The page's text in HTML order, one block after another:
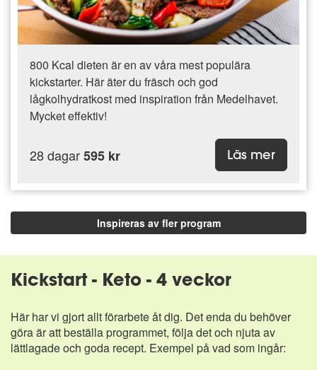
800 Kcal dieten är en av våra mest populära
kickstarter. Här äter du fräsch och god
lågkolhydratkost med inspiration från Medelhavet.
Mycket effektiv!
28 dagar595 kr Läs mer
Inspireras av fler program
Kickstart - Keto - 4 veckor
Här har vi gjort allt förarbete åt dig. Det enda du behöver
göra är att beställa programmet, följa det och njuta av
lättlagade och goda recept. Exempel på vad som ingår: